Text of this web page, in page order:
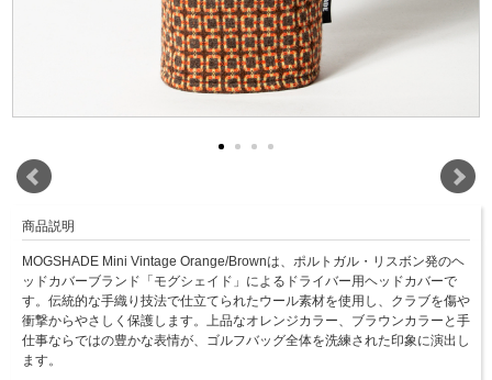
商品説明
MOGSHADE Mini Vintage Orange/Brownは、ポルトガル・リスボン発のヘ
ッドカバーブランド「モグシェイド」によるドライバー用ヘッドカバーで
す。伝統的な手織り技法で仕立てられたウール素材を使用し、クラブを傷や
衝撃からやさしく保護します。上品なオレンジカラー、ブラウンカラーと手
仕事ならではの豊かな表情が、ゴルフバッグ全体を洗練された印象に演出し
ます。